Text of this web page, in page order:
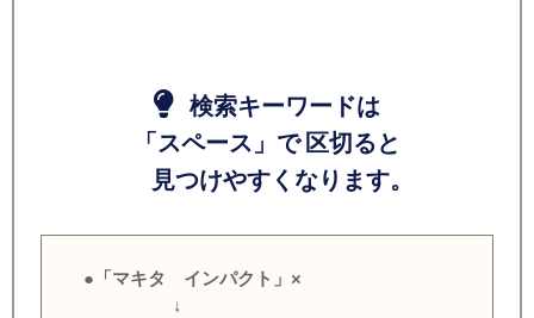
検索キーワードは
「スペース」で 区切ると
見つけやすくなります。
●「マキタ インパクト」×
↓